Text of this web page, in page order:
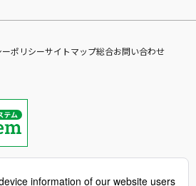
ポリシーサイトマップ総合お問い合わせ